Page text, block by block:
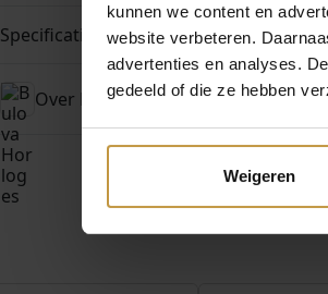
kunnen we content en
website verbeteren.
advertenties en analyses.
gedeeld of die ze hebben
Weigeren
Specificaties
Over Bulova Horloges